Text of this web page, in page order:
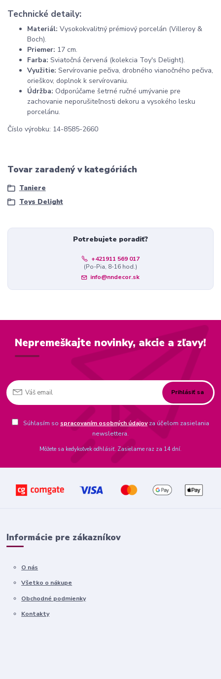
Technické detaily:
Materiál: Vysokokvalitný prémiový porcelán (Villeroy &
Boch).
Priemer: 17 cm.
Farba: Sviatočná červená (kolekcia Toy's Delight).
Využitie: Servírovanie pečiva, drobného vianočného pečiva,
orieškov, doplnok k servírovaniu.
Údržba: Odporúčame šetrné ručné umývanie pre
zachovanie neporušiteľnosti dekoru a vysokého lesku
porcelánu.
Číslo výrobku: 14-8585-2660
Tovar zaradený v kategóriách
Taniere
Toys Delight
Potrebujete poradiť?
+421911 569 017
(Po-Pia, 8-16 hod.)
info@nndecor.sk
Nepremeškajte novinky, akcie a zľavy!
Prihlásiť sa
Súhlasím so spracovaním osobných údajovza účelom zasielania
newslettera.
Môžete sa kedykoľvek odhlásiť. Zasielame raz za 14 dní.
Informácie pre zákazníkov
O nás
Všetko o nákupe
Obchodné podmienky
Kontakty